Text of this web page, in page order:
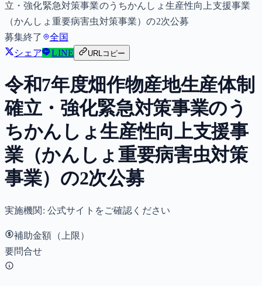
立・強化緊急対策事業のうちかんしょ生産性向上支援事業
（かんしょ重要病害虫対策事業）の2次公募
募集終了
全国
シェア
LINE URLコピー
令和7年度畑作物産地生産体制
確立・強化緊急対策事業のう
ちかんしょ生産性向上支援事
業（かんしょ重要病害虫対策
事業）の2次公募
実施機関: 公式サイトをご確認ください
補助金額（上限）
要問合せ